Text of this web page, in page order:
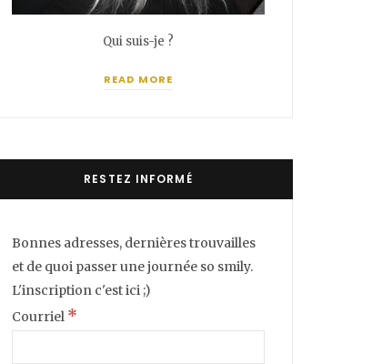
Qui suis-je ?
READ MORE
RESTEZ INFORMÉ
Bonnes adresses, dernières trouvailles
et de quoi passer une journée so smily.
L'inscription c'est ici ;)
Courriel *